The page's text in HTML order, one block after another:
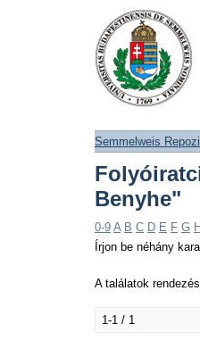
szerint
DSpace/
Semmelweis
Benyhe"
0-9 A B C D E F G H
Írjon be néhány
A találatok
1-1 / 1